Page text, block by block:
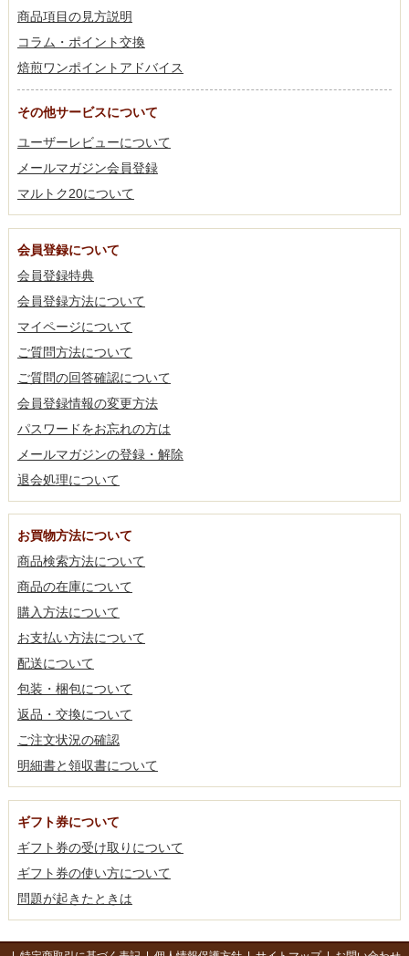
商品項目の見方説明
コラム・ポイント交換
焙煎ワンポイントアドバイス
その他サービスについて
ユーザーレビューについて
メールマガジン会員登録
マルトク20について
会員登録について
会員登録特典
会員登録方法について
マイページについて
ご質問方法について
ご質問の回答確認について
会員登録情報の変更方法
パスワードをお忘れの方は
メールマガジンの登録・解除
退会処理について
お買物方法について
商品検索方法について
商品の在庫について
購入方法について
お支払い方法について
配送について
包装・梱包について
返品・交換について
ご注文状況の確認
明細書と領収書について
ギフト券について
ギフト券の受け取りについて
ギフト券の使い方について
問題が起きたときは